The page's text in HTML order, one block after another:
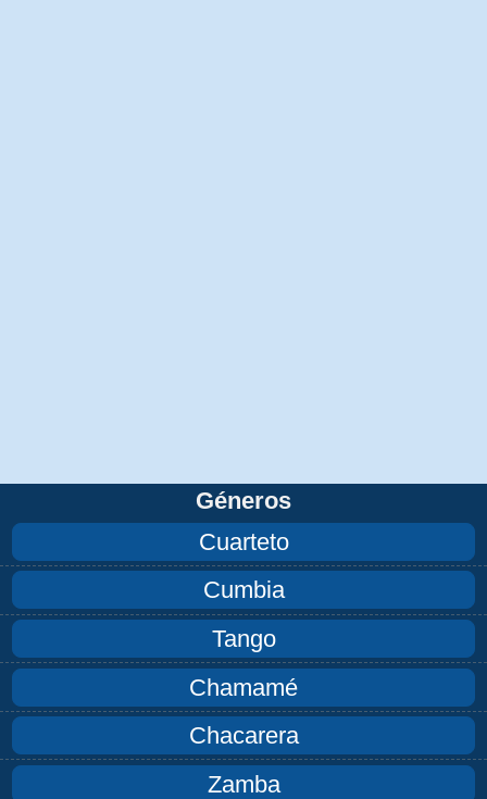
Géneros
Cuarteto
Cumbia
Tango
Chamamé
Chacarera
Zamba